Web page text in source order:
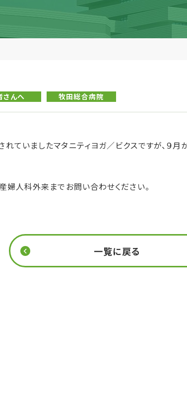
さんへ 牧田総合病院
ていましたマタニティヨガ／ビクスですが、９
婦人科外来までお問い合わせください。
一覧に戻る